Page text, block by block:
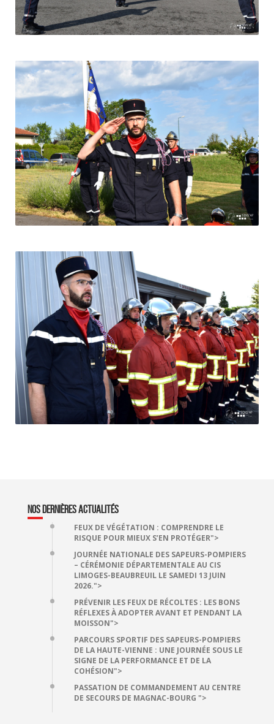
NOS DERNIÈRES ACTUALITÉS
FEUX DE VÉGÉTATION : COMPRENDRE LE
RISQUE POUR MIEUX S’EN PROTÉGER">
JOURNÉE NATIONALE DES SAPEURS-POMPIERS
– CÉRÉMONIE DÉPARTEMENTALE AU CIS
LIMOGES-BEAUBREUIL LE SAMEDI 13 JUIN
2026.">
PRÉVENIR LES FEUX DE RÉCOLTES : LES BONS
RÉFLEXES À ADOPTER AVANT ET PENDANT LA
MOISSON">
PARCOURS SPORTIF DES SAPEURS-POMPIERS
DE LA HAUTE-VIENNE : UNE JOURNÉE SOUS LE
SIGNE DE LA PERFORMANCE ET DE LA
COHÉSION">
PASSATION DE COMMANDEMENT AU CENTRE
DE SECOURS DE MAGNAC-BOURG ">